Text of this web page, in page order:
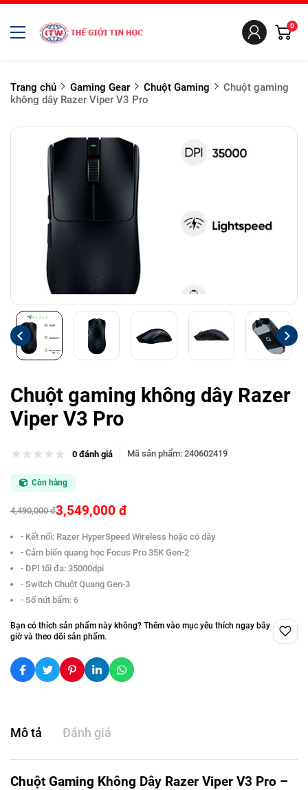
0
Trang chủ Gaming Gear Chuột Gaming
Chuột gaming
không dây Razer Viper V3 Pro
Chuột gaming không dây Razer
Viper V3 Pro
0 đánh giá Mã sản phẩm: 240602419
Còn hàng
4,490,000 đ3,549,000 đ
- Kết nối: Razer HyperSpeed Wireless hoặc có dây
- Cảm biến quang học Focus Pro 35K Gen-2
- DPI tối đa: 35000dpi
- Switch Chuột Quang Gen-3
- Số nút bấm: 6
Bạn có thích sản phẩm này không? Thêm vào mục yêu thích ngay bây
giờ và theo dõi sản phẩm.
Mô tả Đánh giá
Chuột Gaming Không Dây Razer Viper V3 Pro –